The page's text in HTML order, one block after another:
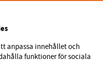
anpassa innehållet och
funktioner för sociala